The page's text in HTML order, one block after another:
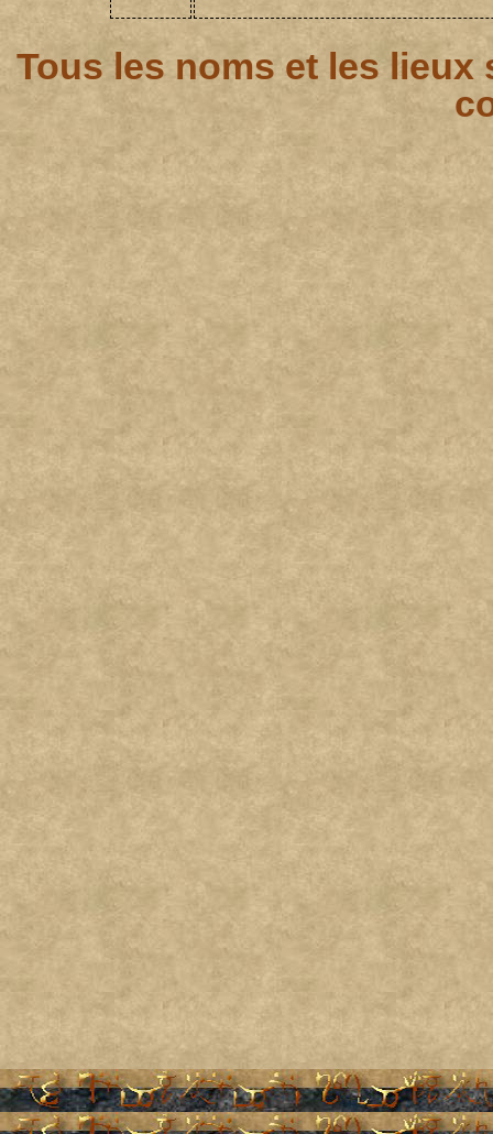
Tous les noms et les